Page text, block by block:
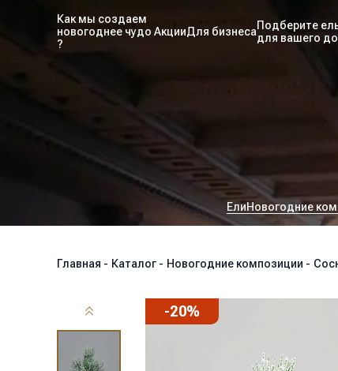
Как мы создаем
новогоднее чудо
?
АкцииДля бизнесаПодберите
для вашего
ЕлиНовогодние
Главная - Каталог - Новогодние композиции -
-20%